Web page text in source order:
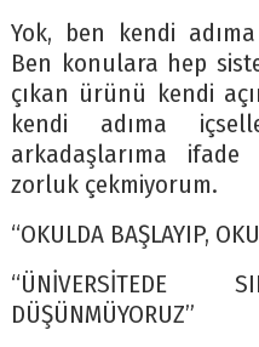
Yok, ben kendi
Ben konulara hep
çıkan ürünü kendi
kendi adıma
arkadaşlarıma
zorluk çekmiyorum.
“OKULDA BAŞLAYIP,
“ÜNİVERSİTEDE
DÜŞÜNMÜYORUZ”